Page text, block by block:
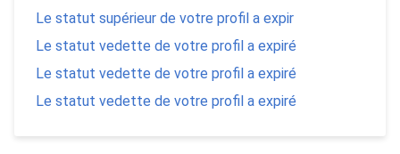
Le statut supérieur de votre profil a expir
Le statut vedette de votre profil a expiré
Le statut vedette de votre profil a expiré
Le statut vedette de votre profil a expiré